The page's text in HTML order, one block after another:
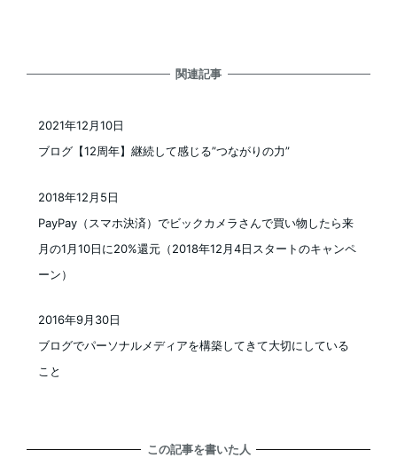
関連記事
ブログ【12周年】継続して感じる”つながりの力”
2021年12月10日
PayPay（スマホ決済）でビックカメラさんで買い物したら来
月の1月10日に20%還元（2018年12月4日スタートのキャンペ
ーン）
2018年12月5日
ブログでパーソナルメディアを構築してきて大切にしている
こと
2016年9月30日
この記事を書いた人